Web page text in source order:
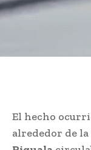
El hecho
alrededor de